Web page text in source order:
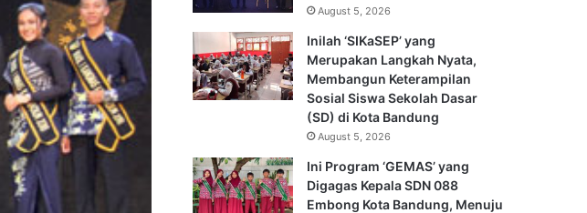
August 5, 2026
Inilah ‘SIKaSEP’ yang
Merupakan Langkah Nyata,
Membangun Keterampilan
Sosial Siswa Sekolah Dasar
(SD) di Kota Bandung
August 5, 2026
Ini Program ‘GEMAS’ yang
Digagas Kepala SDN 088
Embong Kota Bandung, Menuju